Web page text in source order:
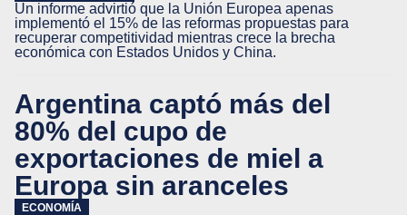
Un informe advirtió que la Unión Europea apenas
implementó el 15% de las reformas propuestas para
recuperar competitividad mientras crece la brecha
económica con Estados Unidos y China.
Argentina captó más del
80% del cupo de
exportaciones de miel a
Europa sin aranceles
ECONOMÍA